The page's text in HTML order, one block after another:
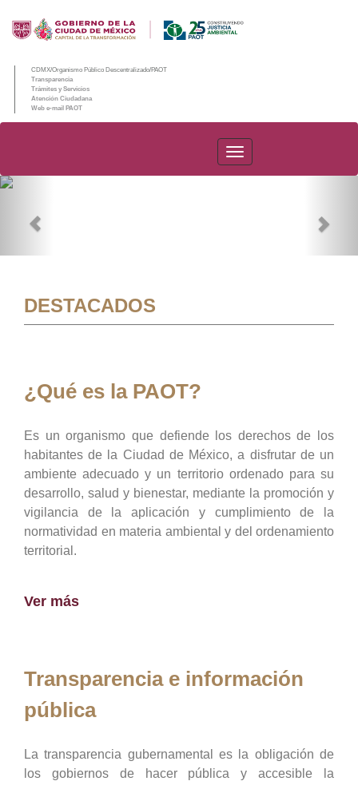
CDMX/Organismo Público Descentralizado/PAOT
Transparencia
Trámites y Servicios
Atención Ciudadana
Web e-mail PAOT
PAOT
DESTACADOS
¿Qué es la PAOT?
Es un organismo que defiende los derechos de los
habitantes de la Ciudad de México, a disfrutar de un
ambiente adecuado y un territorio ordenado para su
desarrollo, salud y bienestar, mediante la promoción y
vigilancia de la aplicación y cumplimiento de la
normatividad en materia ambiental y del ordenamiento
territorial.
Ver más
Transparencia e información
pública
La transparencia gubernamental es la obligación de
los gobiernos de hacer pública y accesible la